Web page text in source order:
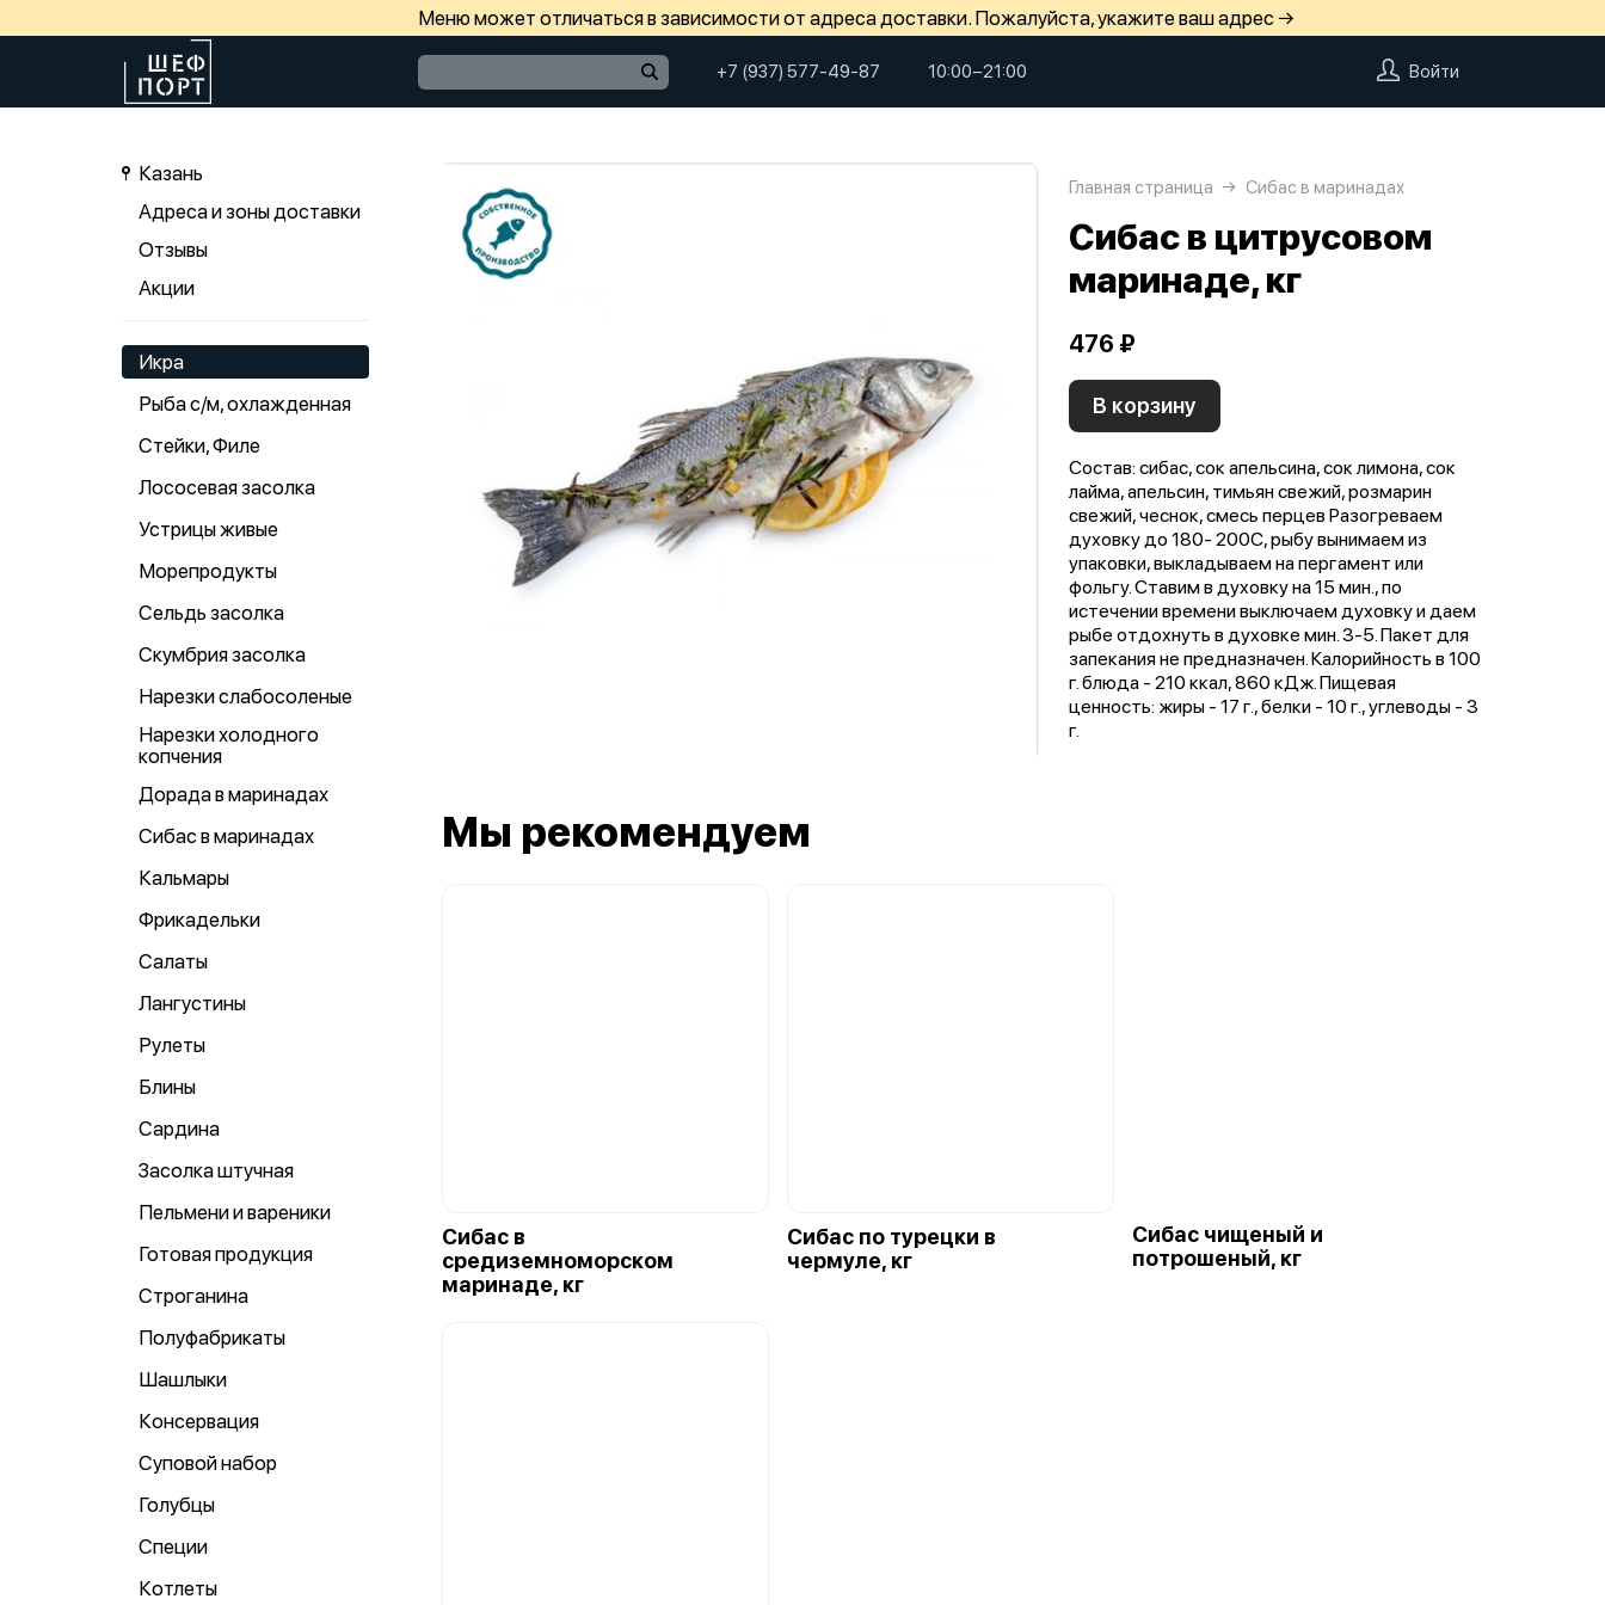
Меню может отличаться в зависимости от адреса доставки. Пожалуйста, укажите ваш адрес →
+7 (937) 577-49-87 10:00−21:00 Войти
Казань
Адреса и зоны доставки
Отзывы
Акции
Икра
Рыба с/м, охлажденная
Стейки, Филе
Лососевая засолка
Устрицы живые
Морепродукты
Сельдь засолка
Скумбрия засолка
Нарезки слабосоленые
Нарезки холодного
копчения
Дорада в маринадах
Сибас в маринадах
Кальмары
Фрикадельки
Салаты
Лангустины
Рулеты
Блины
Сардина
Засолка штучная
Пельмени и вареники
Готовая продукция
Строганина
Полуфабрикаты
Шашлыки
Консервация
Суповой набор
Голубцы
Специи
Котлеты
Главная страница Сибас в маринадах
Сибас в цитрусовом
маринаде, кг
476 ₽
В корзину
Состав: сибас, сок апельсина, сок лимона, сок
лайма, апельсин, тимьян свежий, розмарин
свежий, чеснок, смесь перцев Разогреваем
духовку до 180- 200C, рыбу вынимаем из
упаковки, выкладываем на пергамент или
фольгу. Ставим в духовку на 15 мин., по
истечении времени выключаем духовку и даем
рыбе отдохнуть в духовке мин. 3-5. Пакет для
запекания не предназначен. Калорийность в 100
г. блюда - 210 ккал, 860 кДж. Пищевая
ценность: жиры - 17 г., белки - 10 г., углеводы - 3
г.
Мы рекомендуем
Сибас в
средиземноморском
маринаде, кг
Сибас по турецки в
чермуле, кг
Сибас чищеный и
потрошеный, кг